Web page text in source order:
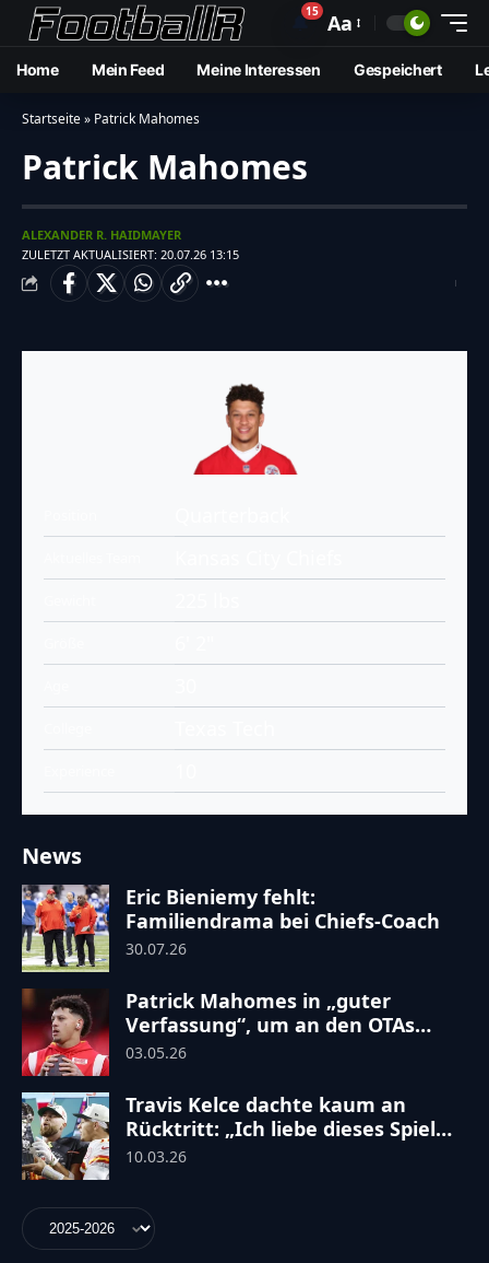
🔔15 Aa
Home Mein Feed Meine Interessen Gespeichert
Startseite» Patrick Mahomes
Patrick Mahomes
ZULETZT AKTUALISIERT: 20.07.26 13:15
ALEXANDER R. HAIDMAYER
News
Eric Bieniemy fehlt:
Familiendrama bei Chiefs-Coach
30.07.26
Patrick Mahomes in „guter
Verfassung“, um an den OTAs
teilzunehmen
03.05.26
Travis Kelce dachte kaum an
Rücktritt: „Ich liebe dieses Spiel
immer noch“
10.03.26